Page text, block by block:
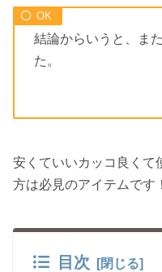
結論からいうと、ま
た。
安くていいカッコ良くて
方は必見のアイテムです！
目次